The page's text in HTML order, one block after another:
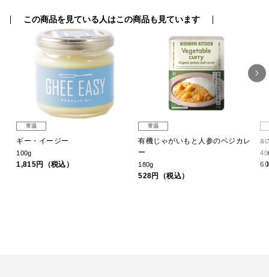
この商品を見ている人はこの商品も見ています
常温
ギー・イージー
100g
1,815円（税込）
常温
有機じゃがいもと人参のベジカレ
ー
180g
528円（税込）